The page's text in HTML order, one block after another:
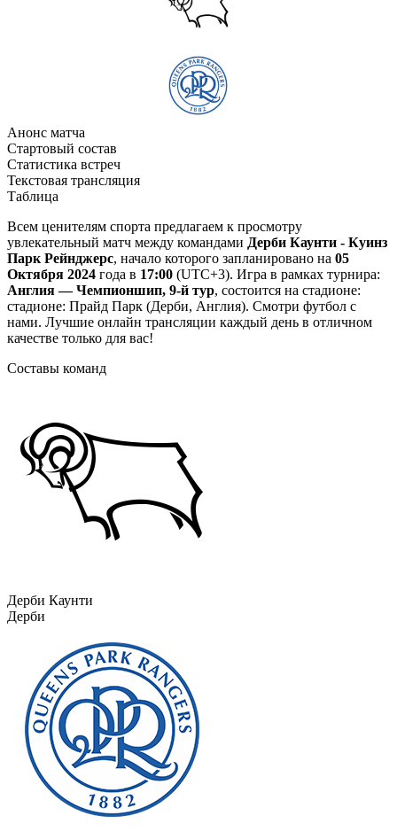
Анонс матча
Стартовый состав
Статистика встреч
Текстовая трансляция
Таблица
Всем ценителям спорта предлагаем к просмотру
увлекательный матч между командами Дерби Каунти - Куинз
Парк Рейнджерс, начало которого запланировано на 05
Октября 2024 года в 17:00 (UTC+3). Игра в рамках турнира:
Англия — Чемпионшип, 9-й тур, состоится на стадионе:
стадионе: Прайд Парк (Дерби, Англия). Смотри футбол с
нами. Лучшие онлайн трансляции каждый день в отличном
качестве только для вас!
Составы команд
Дерби Каунти
Дерби